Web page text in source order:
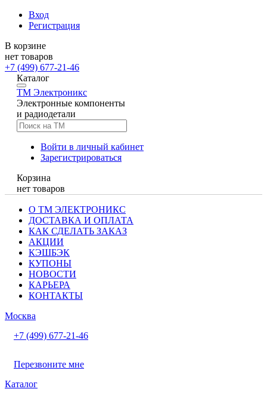
Вход
Регистрация
В корзине
нет товаров
+7 (499) 677-21-46
Каталог
TM Электроникс
Электронные компоненты
и радиодетали
Войти в личный кабинет
Зарегистрироваться
Корзина
нет товаров
О ТМ ЭЛЕКТРОНИКС
ДОСТАВКА И ОПЛАТА
КАК СДЕЛАТЬ ЗАКАЗ
АКЦИИ
КЭШБЭК
КУПОНЫ
НОВОСТИ
КАРЬЕРА
КОНТАКТЫ
Москва
+7 (499) 677-21-46
Перезвоните мне
Каталог